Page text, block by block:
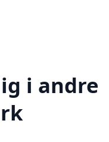
i andre